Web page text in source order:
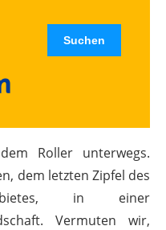
Roller unterwegs.
dem letzten Zipfel des
in einer
Vermuten wir,